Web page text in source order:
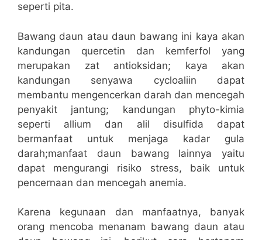
seperti pita.
Bawang daun atau daun bawang ini kaya akan
kandungan quercetin dan kemferfol yang
merupakan zat antioksidan; kaya akan
kandungan senyawa cycloaliin dapat
membantu mengencerkan darah dan mencegah
penyakit jantung; kandungan phyto-kimia
seperti allium dan alil disulfida dapat
bermanfaat untuk menjaga kadar gula
darah;manfaat daun bawang lainnya yaitu
dapat mengurangi risiko stress, baik untuk
pencernaan dan mencegah anemia.
Karena kegunaan dan manfaatnya, banyak
orang mencoba menanam bawang daun atau